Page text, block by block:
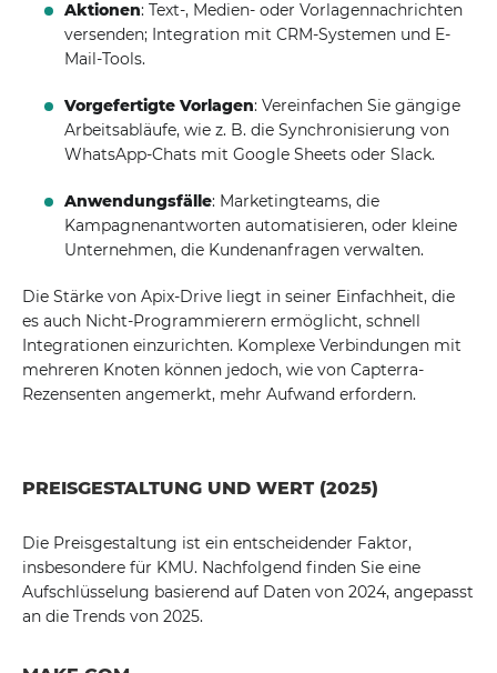
Aktionen: Text-, Medien- oder Vorlagennachrichten
versenden; Integration mit CRM-Systemen und E-
Mail-Tools.
Vorgefertigte Vorlagen: Vereinfachen Sie gängige
Arbeitsabläufe, wie z. B. die Synchronisierung von
WhatsApp-Chats mit Google Sheets oder Slack.
Anwendungsfälle: Marketingteams, die
Kampagnenantworten automatisieren, oder kleine
Unternehmen, die Kundenanfragen verwalten.
Die Stärke von Apix-Drive liegt in seiner Einfachheit, die
es auch Nicht-Programmierern ermöglicht, schnell
Integrationen einzurichten. Komplexe Verbindungen mit
mehreren Knoten können jedoch, wie von Capterra-
Rezensenten angemerkt, mehr Aufwand erfordern.
PREISGESTALTUNG UND WERT (2025)
Die Preisgestaltung ist ein entscheidender Faktor,
insbesondere für KMU. Nachfolgend finden Sie eine
Aufschlüsselung basierend auf Daten von 2024, angepasst
an die Trends von 2025.